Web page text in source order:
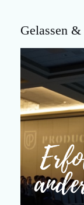
Gelassen